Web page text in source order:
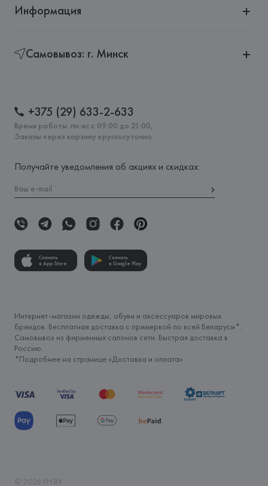
Информация
Самовывоз: г. Минск
+375 (29) 633-2-633
Время работы: пн-вс с 09:00 до 21:00,
Заказы через корзину круглосуточно
Получайте уведомления об акциях и скидках:
Скачать
в App Store
Скачать
в Google Play
Интернет-магазин одежды, обуви и аксессуаров мировых
брендов. Бесплатная доставка с примеркой по всей Беларуси*.
Самовывоз из фирменных салонов сети. Быстрая доставка в
Россию.
*Подробнее на странице «Доставка и оплата»
© 2026 FH.BY